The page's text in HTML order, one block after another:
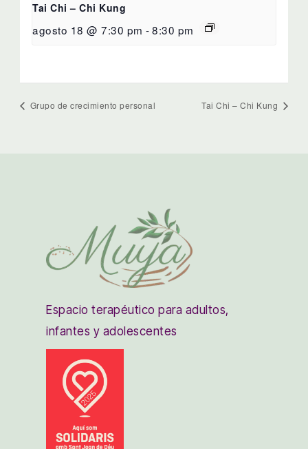
Tai Chi – Chi Kung
agosto 18 @ 7:30 pm -8:30 pm
Grupo de crecimiento personal Tai Chi – Chi Kung
Espacio terapéutico para adultos,
infantes y adolescentes